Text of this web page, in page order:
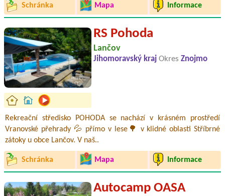
Schránka Mapa Informace
RS Pohoda
Lančov
Jihomoravský kraj Okres Znojmo
Rekreační středisko POHODA se nachází v krásném prostředí
Vranovské přehrady 💦 přímo v lese🌳 v klidné oblasti Stříbrné
zátoky u obce Lančov. V naš..
Schránka Mapa Informace
Autocamp OASA